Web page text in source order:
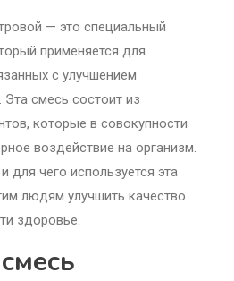
— это специальный
применяется для
с улучшением
смесь состоит из
которые в совокупности
воздействие на организм.
для чего используется эта
людям улучшить качество
здоровье.